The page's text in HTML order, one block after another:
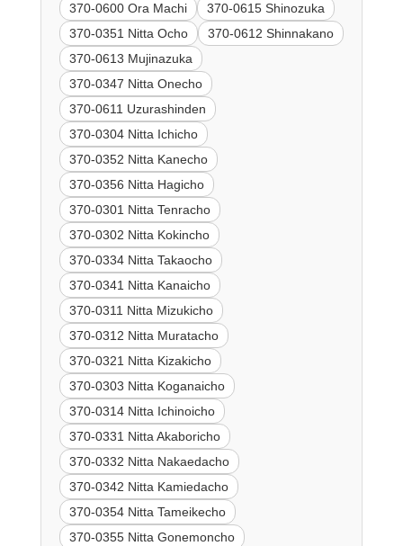
370-0600 Ora Machi
370-0615 Shinozuka
370-0351 Nitta Ocho
370-0612 Shinnakano
370-0613 Mujinazuka
370-0347 Nitta Onecho
370-0611 Uzurashinden
370-0304 Nitta Ichicho
370-0352 Nitta Kanecho
370-0356 Nitta Hagicho
370-0301 Nitta Tenracho
370-0302 Nitta Kokincho
370-0334 Nitta Takaocho
370-0341 Nitta Kanaicho
370-0311 Nitta Mizukicho
370-0312 Nitta Muratacho
370-0321 Nitta Kizakicho
370-0303 Nitta Koganaicho
370-0314 Nitta Ichinoicho
370-0331 Nitta Akaboricho
370-0332 Nitta Nakaedacho
370-0342 Nitta Kamiedacho
370-0354 Nitta Tameikecho
370-0355 Nitta Gonemoncho